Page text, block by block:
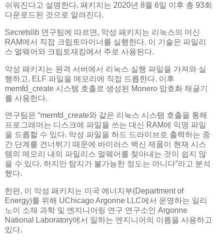
쉬워진다고 설명한다. 패키지는 2020년 8월 6일 이후 총 93회
다운로드된 것으로 알려진다.
Secretslib 연구팀에 따르면, 악성 패키지는 리눅스의 머신
RAM에서 직접 크립토마이너를 실행한다. 이 기술은 파일리
스 멀웨어와 크립토재킹에서 주로 사용된다.
악성 패키지는 원격 서버에서 리눅스 실행 파일을 가져와 실
행하고, ELF 파일을 메모리에 직접 드롭한다. 이후
memfd_create 시스템 호출로 생성된 Monero 암호화 채굴기
를 사용한다.
연구팀은 “memfd_create와 같은 리눅스 시스템 호출을 통해
프로그래머는 디스크에 파일을 쓰는 대신 RAM에 익명 파일
을 드롭할 수 있다. 악성 파일을 하드 드라이브로 출력하는 중
간 단계를 건너뛰기 때문에 바이러스 백신 제품이 현재 시스
템의 메모리 내의 파일리스 멀웨어를 찾아내는 것이 쉽지 않
을 수 있다. 하지만 탐지가 불가능한 정도는 아니다”라고 분석
했다.
한편, 이 악성 패키지는 미국 에너지부(Department of
Energy)를 위해 UChicago Argonne LLC에서 운영하는 일리
노이 소재 과학 및 엔지니어링 연구 연구소인 Argonne
National Laboratory에서 일하는 엔지니어의 이름을 사용하고
있다.